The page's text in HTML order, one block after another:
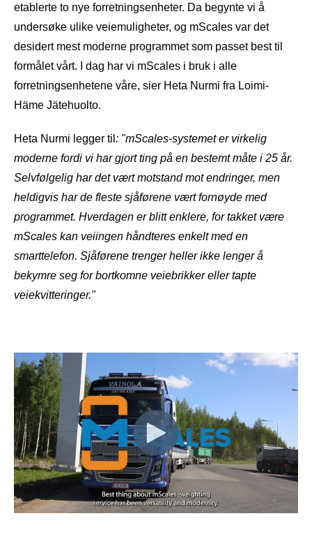
etablerte to nye forretningsenheter. Da begynte vi å
undersøke ulike veiemuligheter, og mScales var det
desidert mest moderne programmet som passet best til
formålet vårt. I dag har vi mScales i bruk i alle
forretningsenhetene våre, sier Heta Nurmi fra Loimi-
Häme Jätehuolto.
Heta Nurmi legger til : "mScales-systemet er virkelig
moderne fordi vi har gjort ting på en bestemt måte i 25 år.
Selvfølgelig har det vært motstand mot endringer, men
heldigvis har de fleste sjåførene vært fornøyde med
programmet. Hverdagen er blitt enklere, for takket være
mScales kan veiingen håndteres enkelt med en
smarttelefon. Sjåførene trenger heller ikke lenger å
bekymre seg for bortkomne veiebrikker eller tapte
veiekvitteringer."